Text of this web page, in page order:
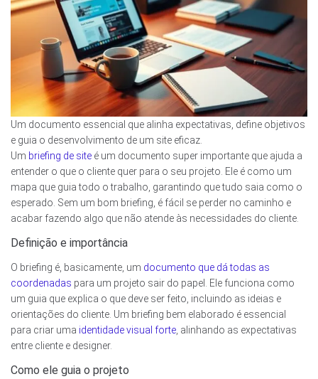
Um documento essencial que alinha expectativas, define objetivos
e guia o desenvolvimento de um site eficaz.
Um briefing de site é um documento super importante que ajuda a
entender o que o cliente quer para o seu projeto. Ele é como um
mapa que guia todo o trabalho, garantindo que tudo saia como o
esperado. Sem um bom briefing, é fácil se perder no caminho e
acabar fazendo algo que não atende às necessidades do cliente.
Definição e importância
O briefing é, basicamente, um documento que dá todas as
coordenadas para um projeto sair do papel. Ele funciona como
um guia que explica o que deve ser feito, incluindo as ideias e
orientações do cliente. Um briefing bem elaborado é essencial
para criar uma identidade visual forte , alinhando as expectativas
entre cliente e designer.
Como ele guia o projeto